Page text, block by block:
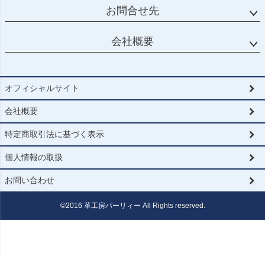
お問合せ先
会社概要
オフィシャルサイト
会社概要
特定商取引法に基づく表示
個人情報の取扱
お問い合わせ
©2016 革工房パーリィー All Rights reserved.